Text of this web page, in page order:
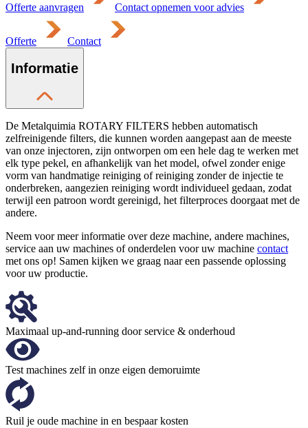
Offerte aanvragen Contact opnemen voor advies
Offerte Contact
Informatie
De Metalquimia ROTARY FILTERS hebben automatisch
zelfreinigende filters, die kunnen worden aangepast aan de meeste
van onze injectoren, zijn ontworpen om een ​​hele dag te werken met
elk type pekel, en afhankelijk van het model, ofwel zonder enige
vorm van handmatige reiniging of reiniging zonder de injectie te
onderbreken, aangezien reiniging wordt individueel gedaan, zodat
terwijl een patroon wordt gereinigd, het filterproces doorgaat met de
andere.
Neem voor meer informatie over deze machine, andere machines,
service aan uw machines of onderdelen voor uw machine contact
met ons op! Samen kijken we graag naar een passende oplossing
voor uw productie.
Maximaal up-and-running door service & onderhoud
Test machines zelf in onze eigen demoruimte
Ruil je oude machine in en bespaar kosten